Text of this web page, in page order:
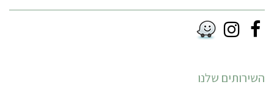
השירותים שלנו